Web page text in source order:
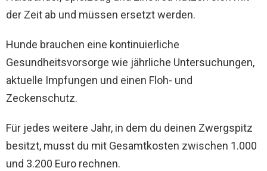
der Zeit ab und müssen ersetzt werden.
Hunde brauchen eine kontinuierliche
Gesundheitsvorsorge wie jährliche Untersuchungen,
aktuelle Impfungen und einen Floh- und
Zeckenschutz.
Für jedes weitere Jahr, in dem du deinen Zwergspitz
besitzt, musst du mit Gesamtkosten zwischen 1.000
und 3.200 Euro rechnen.